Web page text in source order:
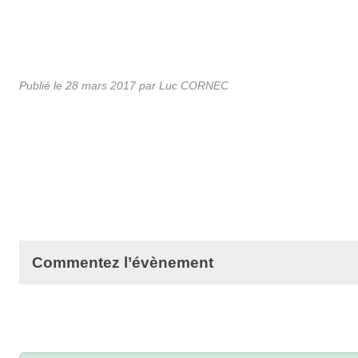
Publié le 28 mars 2017 par Luc CORNEC
Commentez l’évènement